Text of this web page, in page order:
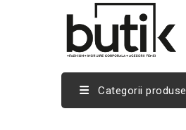
Categorii produse